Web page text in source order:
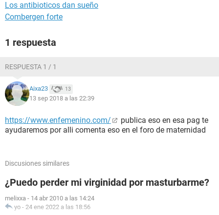
Los antibioticos dan sueño
Combergen forte
1 respuesta
RESPUESTA 1 / 1
Aixa23 13
13 sep 2018 a las 22:39
https://www.enfemenino.com/
publica eso en esa pag te
ayudaremos por alli comenta eso en el foro de maternidad
Discusiones similares
¿Puedo perder mi virginidad por masturbarme?
melixxa - 14 abr 2010 a las 14:24
yo - 24 ene 2022 a las 18:56